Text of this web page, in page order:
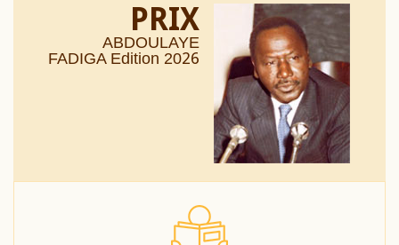
PRIX
ABDOULAYE
FADIGA Edition 2026